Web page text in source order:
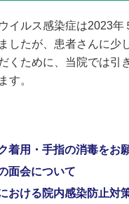
イルス感染症は2023年
したが、患者さんに少
くために、当院では引
す。
着用・手指の消毒をお
面会について
おける院内感染防止対